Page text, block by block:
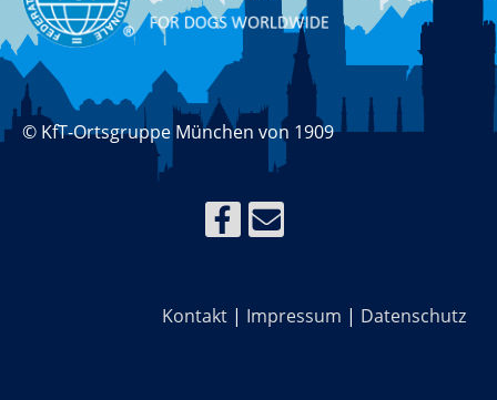
© KfT-Ortsgruppe München von 1909
Kontakt | Impressum | Datenschutz